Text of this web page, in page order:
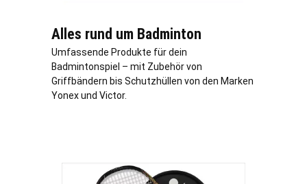
Alles rund um Badminton
Umfassende Produkte für dein
Badmintonspiel – mit Zubehör von
Griffbändern bis Schutzhüllen von den Marken
Yonex und Victor.